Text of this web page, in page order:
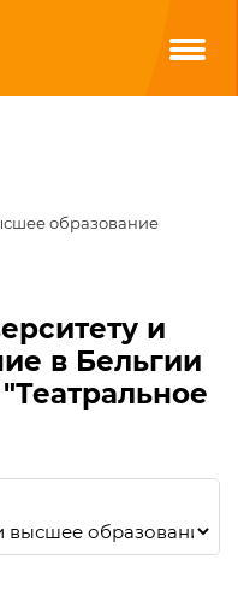
образование
и
в Бельгии